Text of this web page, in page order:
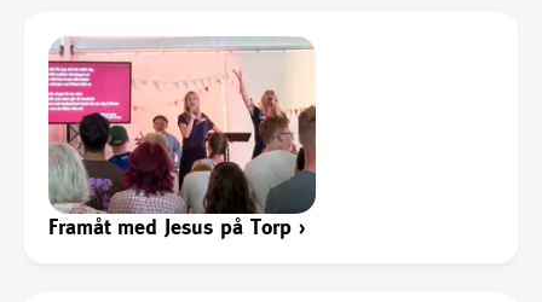
Framåt med Jesus på Torp ›